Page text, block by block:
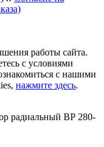
работы сайта.
с условиями
с нашими
нажмите здесь.
радиальный ВР 280-